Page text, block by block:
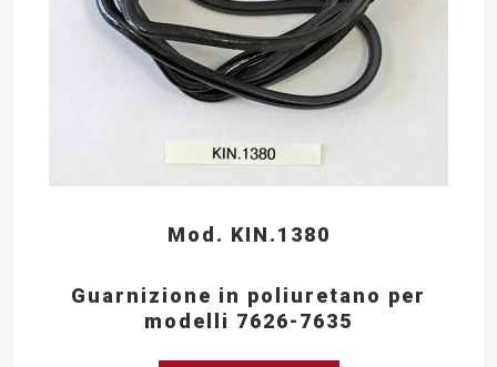
Mod. KIN.1380
Guarnizione in poliuretano per
modelli 7626-7635